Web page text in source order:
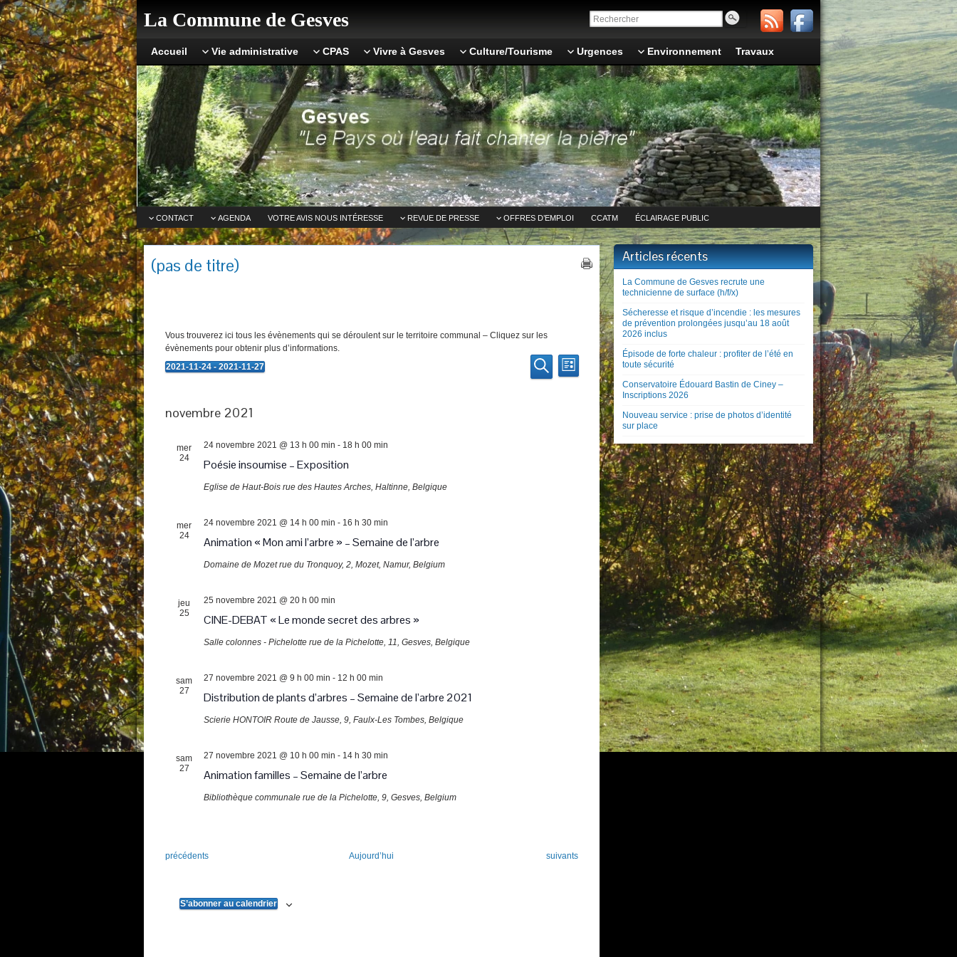
La Commune de Gesves
Accueil Vie administrative CPAS Vivre à Gesves Culture/Tourisme Urgences Environnement Travaux
CONTACT AGENDA VOTRE AVIS NOUS INTÉRESSE REVUE DE PRESSE OFFRES D’EMPLOI CCATM ÉCLAIRAGE PUBLIC
(pas de titre)
Vous trouverez ici tous les évènements qui se déroulent sur le territoire communal – Cliquez sur les
évènements pour obtenir plus d’informations.
Évènements
Recherche
et
Évènements
Recherche
Navigation
de
Évènement
Liste
2021-11-24 - 2021-11-27
novembre 2021
mer
24
Poésie insoumise – Exposition
24 novembre 2021 @ 13 h 00 min - 18 h 00 min
Eglise de Haut-Bois rue des Hautes Arches, Haltinne, Belgique
mer
24
Animation « Mon ami l’arbre » – Semaine de l’arbre
24 novembre 2021 @ 14 h 00 min - 16 h 30 min
Domaine de Mozetrue du Tronquoy, 2, Mozet, Namur, Belgium
jeu
25
CINE-DEBAT « Le monde secret des arbres »
25 novembre 2021 @ 20 h 00 min
Salle colonnes - Pichelotte rue de la Pichelotte, 11, Gesves, Belgique
sam
27
Distribution de plants d’arbres – Semaine de l’arbre 2021
27 novembre 2021 @ 9 h 00 min - 12 h 00 min
Scierie HONTOIR Route de Jausse, 9, Faulx-Les Tombes, Belgique
sam
27
Animation familles – Semaine de l’arbre
27 novembre 2021 @ 10 h 00 min - 14 h 30 min
Bibliothèque communale rue de la Pichelotte, 9, Gesves, Belgium
Évènements
précédents Aujourd’hui Évènements
suivants
S’abonner au calendrier
Articles récents
La Commune de Gesves recrute une
technicienne de surface (h/f/x)
Sécheresse et risque d’incendie : les mesures
de prévention prolongées jusqu’au 18 août
2026 inclus
Épisode de forte chaleur : profiter de l’été en
toute sécurité
Conservatoire Édouard Bastin de Ciney –
Inscriptions 2026
Nouveau service : prise de photos d’identité
sur place